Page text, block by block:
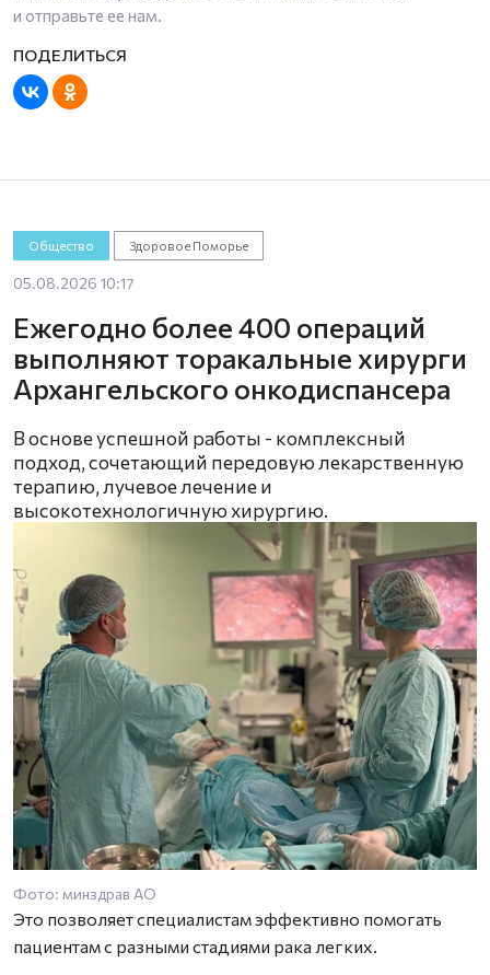
и отправьте ее нам.
Общество Здоровое Поморье
05.08.2026 10:17
Ежегодно более 400 операций
выполняют торакальные хирурги
Архангельского онкодиспансера
В основе успешной работы - комплексный
подход, сочетающий передовую лекарственную
терапию, лучевое лечение и
высокотехнологичную хирургию.
Фото: минздрав АО
Это позволяет специалистам эффективно помогать
пациентам с разными стадиями рака легких.